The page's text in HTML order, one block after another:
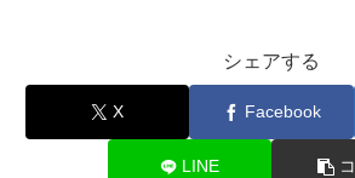
シェアする
X Facebook
LINE